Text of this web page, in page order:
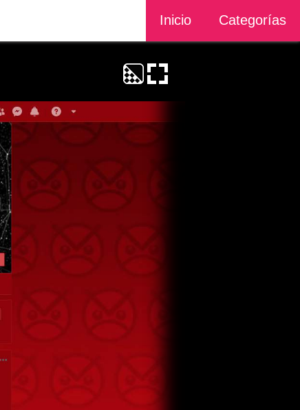
Inicio Categorías